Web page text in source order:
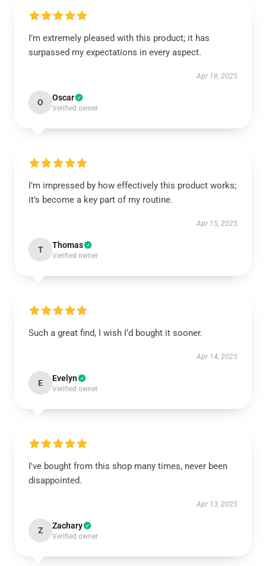
I’m extremely pleased with this product; it has
surpassed my expectations in every aspect.
Apr 18, 2025
O Oscar
Verified owner
I’m impressed by how effectively this product works;
it’s become a key part of my routine.
Apr 15, 2025
T Thomas
Verified owner
Such a great find, I wish I’d bought it sooner.
Apr 14, 2025
E Evelyn
Verified owner
I've bought from this shop many times, never been
disappointed.
Apr 13, 2025
Z Zachary
Verified owner